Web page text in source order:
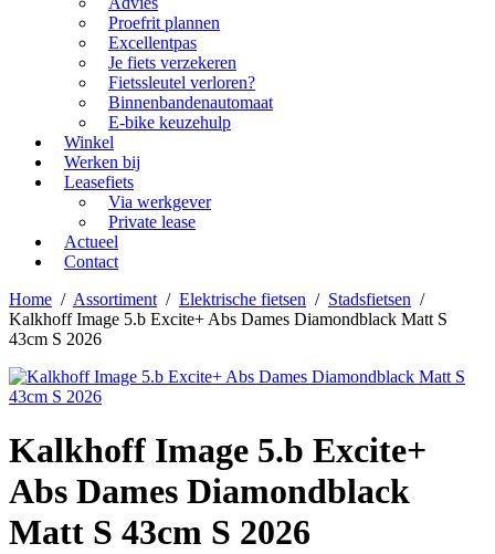
Proefrit plannen
Excellentpas
Je fiets verzekeren
Fietssleutel verloren?
Binnenbandenautomaat
E-bike keuzehulp
Winkel
Werken bij
Leasefiets
Via werkgever
Private lease
Actueel
Contact
Home / Assortiment / Elektrische fietsen / Stadsfietsen /
Kalkhoff Image 5.b Excite+ Abs Dames Diamondblack Matt S
43cm S 2026
Kalkhoff Image 5.b Excite+
Abs Dames Diamondblack
Matt S 43cm S 2026